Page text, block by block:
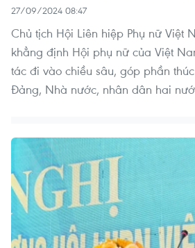
27/09/2024 08:47
Chủ tịch Hội Liên hiệp Phụ nữ Việt
khẳng định Hội phụ nữ của Việt
tác đi vào chiều sâu, góp phần
Đảng, Nhà nước, nhân dân hai